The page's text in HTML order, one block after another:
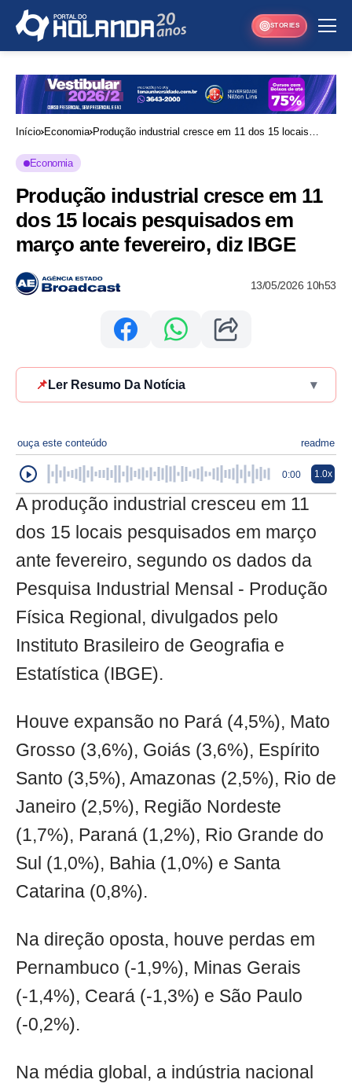
STORIES
Início Economia Produção industrial cresce em 11 dos 15 locais
Economia
Produção industrial cresce em 11
dos 15 locais pesquisados em
março ante fevereiro, diz IBGE
13/05/2026 10h53
📌 Ler Resumo Da Notícia ▾
ouça este conteúdo readme
0:00 1.0x
A produção industrial cresceu em 11
dos 15 locais pesquisados em março
ante fevereiro, segundo os dados da
Pesquisa Industrial Mensal - Produção
Física Regional, divulgados pelo
Instituto Brasileiro de Geografia e
Estatística (IBGE).
Houve expansão no Pará (4,5%), Mato
Grosso (3,6%), Goiás (3,6%), Espírito
Santo (3,5%), Amazonas (2,5%), Rio de
Janeiro (2,5%), Região Nordeste
(1,7%), Paraná (1,2%), Rio Grande do
Sul (1,0%), Bahia (1,0%) e Santa
Catarina (0,8%).
Na direção oposta, houve perdas em
Pernambuco (-1,9%), Minas Gerais
(-1,4%), Ceará (-1,3%) e São Paulo
(-0,2%).
Na média global, a indústria nacional